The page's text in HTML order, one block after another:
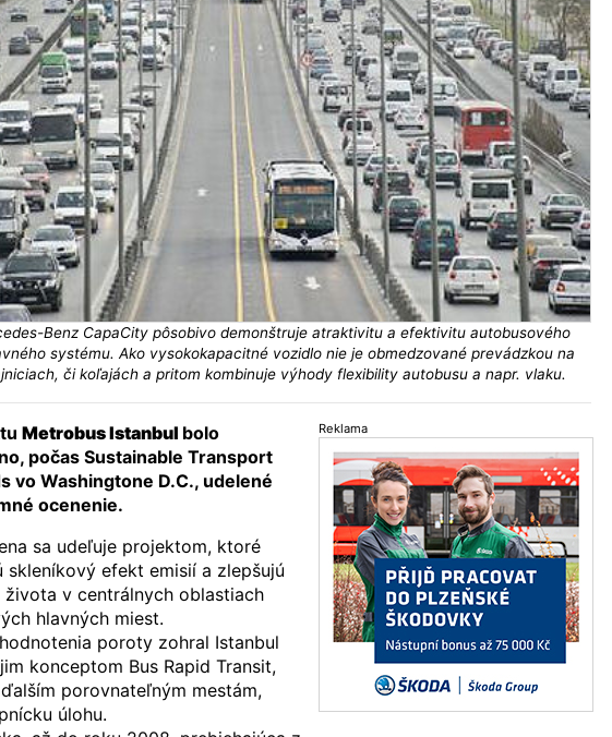
Benz CapaCity pôsobivo demonštruje atraktivitu a efektivitu autobusového
systému. Ako vysokokapacitné vozidlo nie je obmedzované prevádzkou na
či koľajách a pritom kombinuje výhody flexibility autobusu a napr. vlaku.
Reklama
Metrobus Istanbul bolo
počas Sustainable Transport
vo Washingtone D.C., udelené
ocenenie.
sa udeľuje projektom, ktoré
skleníkový efekt emisií a zlepšujú
života v centrálnych oblastiach
hlavných miest.
poroty zohral Istanbul
konceptom Bus Rapid Transit,
porovnateľným mestám,
úlohu.